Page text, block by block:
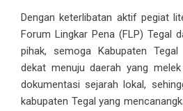
Dengan keterlibatan aktif pegiat
Forum Lingkar Pena (FLP) Tegal
pihak, semoga Kabupaten
dekat menuju daerah yang
dokumentasi sejarah lokal,
kabupaten Tegal yang